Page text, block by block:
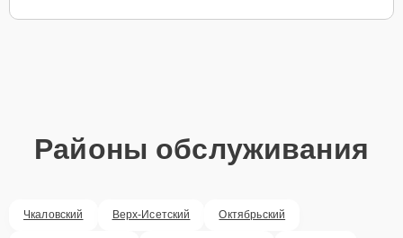
Районы обслуживания
Чкаловский Верх-Исетский Октябрьский